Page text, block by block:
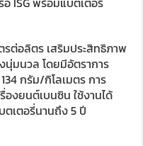
ต่อลิตร เสริมประสิทธิภาพ
นุ่มนวล โดยมีอัตราการ
กรัม/กิโลเมตร การ
องยนต์เบนซิน ใช้งานได้
ตเตอรี่นานถึง 5 ปี